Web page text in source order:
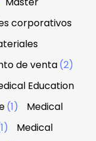
corporativos
de venta(2)
Education
(1)
Medical
Medical